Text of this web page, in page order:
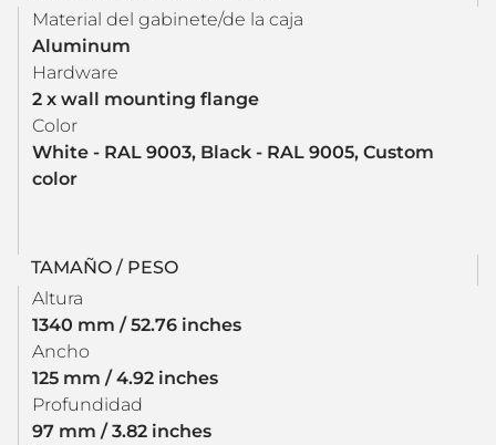
Material del gabinete/de la caja
Aluminum
Hardware
2 x wall mounting flange
Color
White - RAL 9003, Black - RAL 9005, Custom
color
TAMAÑO / PESO
Altura
1340 mm / 52.76 inches
Ancho
125 mm / 4.92 inches
Profundidad
97 mm / 3.82 inches